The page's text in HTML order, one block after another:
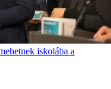
iskolába a